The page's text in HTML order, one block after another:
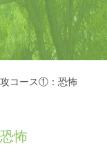
ォーム
コース①：恐怖
怖